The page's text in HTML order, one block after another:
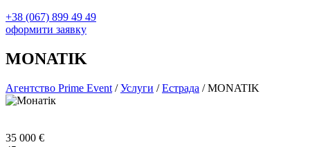
+38 (067) 899 49 49
оформити заявку
MONATIK
Агентство Prime Event /Услуги /Естрада /MONATIK
35 000 €